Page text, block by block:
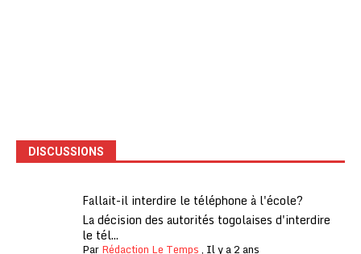
DISCUSSIONS
Fallait-il interdire le téléphone à l'école?
La décision des autorités togolaises d'interdire
le tél...
ParRédaction Le Temps, Il y a 2 ans